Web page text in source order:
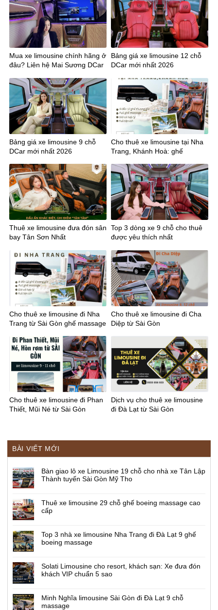
BÀI VIẾT MỚI
Bàn giao lô xe Limousine 19 chỗ cho nhà xe Tân Lập
Thành tuyến Sài Gòn Mỹ Tho
Thuê xe limousine 29 chỗ ghế boeing massage cao
cấp
Top 3 nhà xe limousine Nha Trang đi Đà Lạt 9 ghế
boeing massage
Solati Limousine cho resort, khách sạn: Xe đưa đón
khách VIP chuẩn 5 sao
Minh Nghĩa limousine Sài Gòn đi Đà Lạt 9 chỗ
massage
Mua xe limousine chính hãng ở
đâu? Liên hệ Mai Sương DCar
Bảng giá xe limousine 12 chỗ
DCar mới nhất 2026
Bảng giá xe limousine 9 chỗ
DCar mới nhất 2026
Cho thuê xe limousine tại Nha
Trang, Khánh Hoà: ghế
Thuê xe limousine đưa đón sân
bay Tân Sơn Nhất
Top 3 dòng xe 9 chỗ cho thuê
được yêu thích nhất
Cho thuê xe limousine đi Nha
Trang từ Sài Gòn ghế massage
Cho thuê xe limousine đi Cha
Diệp từ Sài Gòn
Cho thuê xe limousine đi Phan
Thiết, Mũi Né từ Sài Gòn
Dịch vụ cho thuê xe limousine
đi Đà Lạt từ Sài Gòn